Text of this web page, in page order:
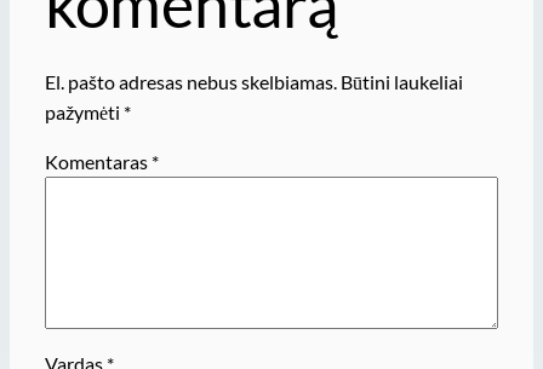
El. pašto adresas nebus skelbiamas. Būtini laukeliai
pažymėti *
Komentaras *
Vardas *